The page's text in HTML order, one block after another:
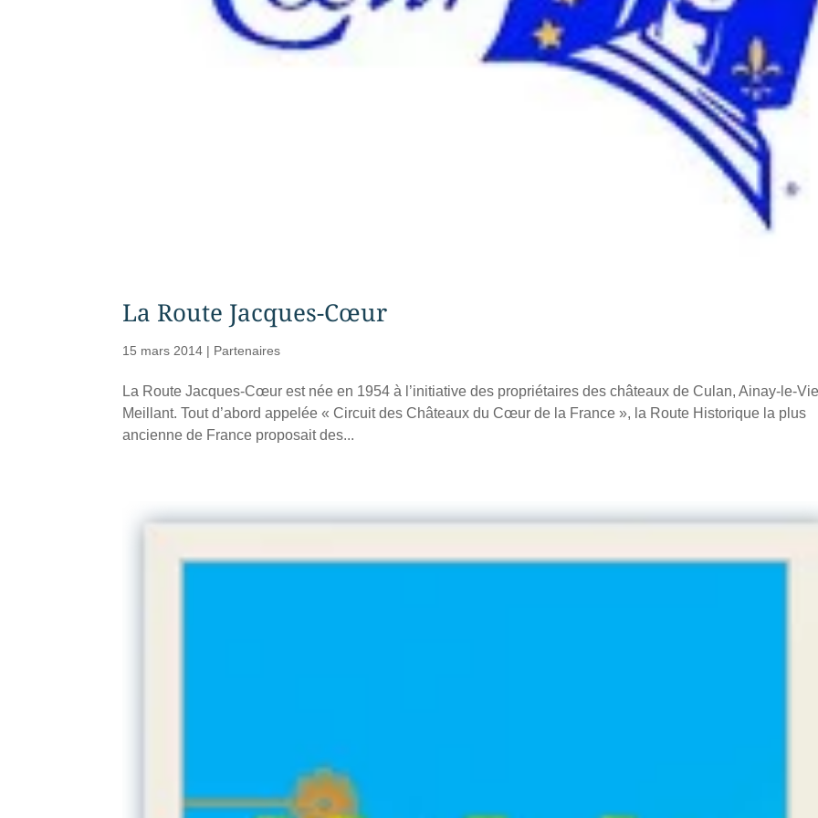
La Route Jacques-Cœur
15 mars 2014 | Partenaires
La Route Jacques-Cœur est née en 1954 à l’initiative des propriétaires des châteaux de Culan, Ainay-le-
Meillant. Tout d’abord appelée « Circuit des Châteaux du Cœur de la France », la Route Historique la plus
ancienne de France proposait des...